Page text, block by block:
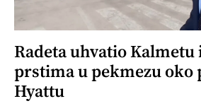
Radeta uhvatio Kalmetu
prstima u pekmezu oko
Hyattu